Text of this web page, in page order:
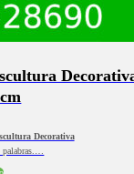
Decorativa